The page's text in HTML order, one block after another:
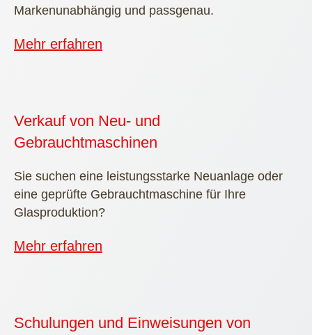
Markenunabhängig und passgenau.
Mehr erfahren
Verkauf von Neu- und
Gebrauchtmaschinen
Sie suchen eine leistungsstarke Neuanlage oder
eine geprüfte Gebrauchtmaschine für Ihre
Glasproduktion?
Mehr erfahren
Schulungen und Einweisungen von